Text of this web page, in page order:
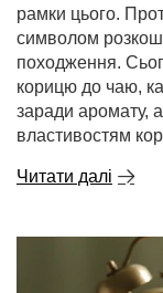
рамки цього.
символом
походження.
корицю до чаю,
заради аромату,
властивостям
Читати далі